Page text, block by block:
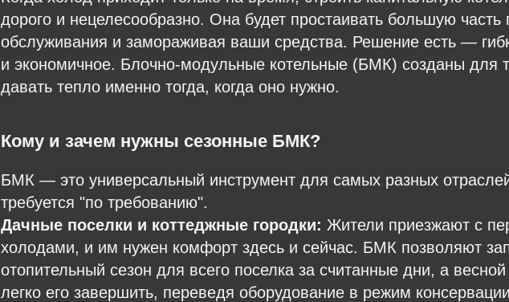
дорого и нецелесообразно. Она будет простаивать большую часть
обслуживания и замораживая ваши средства. Решение есть —
и экономичное. Блочно-модульные котельные (БМК) созданы для
давать тепло именно тогда, когда оно нужно.
Кому и зачем нужны сезонные БМК?
БМК — это универсальный инструмент для самых разных
требуется "по требованию".
Дачные поселки и коттеджные городки: Жители приезжают с
холодами, и им нужен комфорт здесь и сейчас. БМК позволяют
отопительный сезон для всего поселка за считанные дни, а
легко его завершить, переведя оборудование в режим